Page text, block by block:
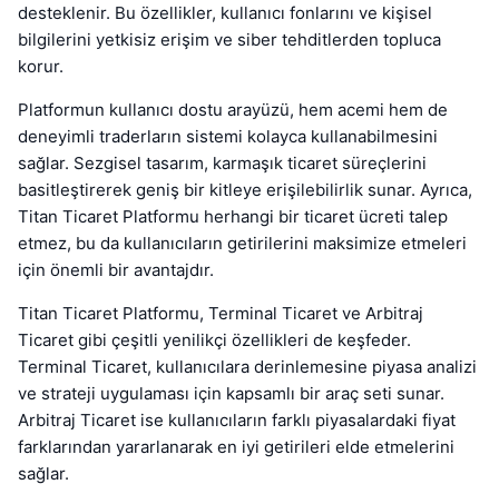
desteklenir. Bu özellikler, kullanıcı fonlarını ve kişisel
bilgilerini yetkisiz erişim ve siber tehditlerden topluca
korur.
Platformun kullanıcı dostu arayüzü, hem acemi hem de
deneyimli traderların sistemi kolayca kullanabilmesini
sağlar. Sezgisel tasarım, karmaşık ticaret süreçlerini
basitleştirerek geniş bir kitleye erişilebilirlik sunar. Ayrıca,
Titan Ticaret Platformu herhangi bir ticaret ücreti talep
etmez, bu da kullanıcıların getirilerini maksimize etmeleri
için önemli bir avantajdır.
Titan Ticaret Platformu, Terminal Ticaret ve Arbitraj
Ticaret gibi çeşitli yenilikçi özellikleri de keşfeder.
Terminal Ticaret, kullanıcılara derinlemesine piyasa analizi
ve strateji uygulaması için kapsamlı bir araç seti sunar.
Arbitraj Ticaret ise kullanıcıların farklı piyasalardaki fiyat
farklarından yararlanarak en iyi getirileri elde etmelerini
sağlar.